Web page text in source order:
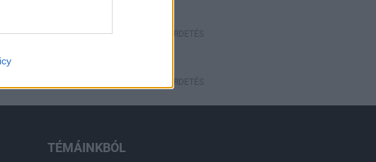
HIRDETÉS
HIRDETÉS
TÉMÁINKBÓL